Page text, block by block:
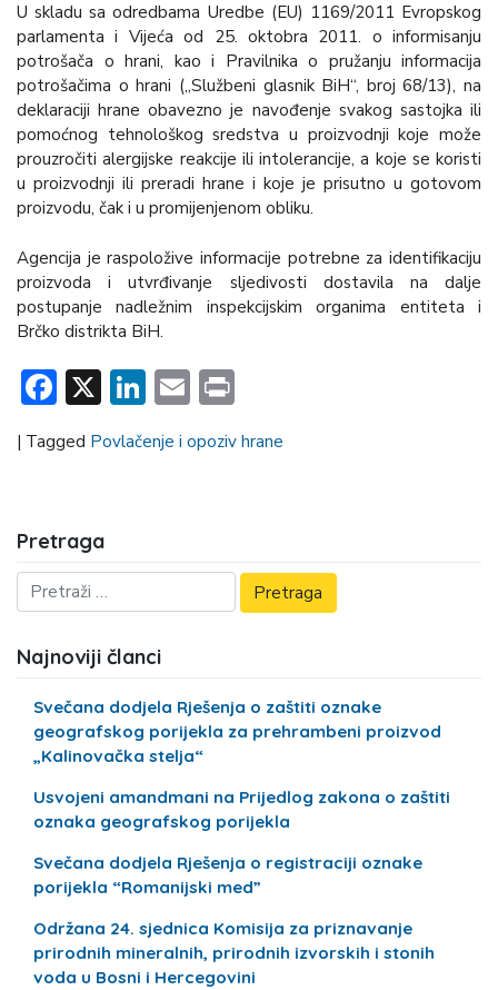
U skladu sa odredbama Uredbe (EU) 1169/2011 Evropskog
parlamenta i Vijeća od 25. oktobra 2011. o informisanju
potrošača o hrani, kao i Pravilnika o pružanju informacija
potrošačima o hrani („Službeni glasnik BiH“, broj 68/13), na
deklaraciji hrane obavezno je navođenje svakog sastojka ili
pomoćnog tehnološkog sredstva u proizvodnji koje može
prouzročiti alergijske reakcije ili intolerancije, a koje se koristi
u proizvodnji ili preradi hrane i koje je prisutno u gotovom
proizvodu, čak i u promijenjenom obliku.
Agencija je raspoložive informacije potrebne za identifikaciju
proizvoda i utvrđivanje sljedivosti dostavila na dalje
postupanje nadležnim inspekcijskim organima entiteta i
Brčko distrikta BiH.
Facebook
X LinkedIn
Email
| Tagged Povlačenje i opoziv hrane
Pretraga
Najnoviji članci
Svečana dodjela Rješenja o zaštiti oznake
geografskog porijekla za prehrambeni proizvod
„Kalinovačka stelja“
Usvojeni amandmani na Prijedlog zakona o zaštiti
oznaka geografskog porijekla
Svečana dodjela Rješenja o registraciji oznake
porijekla “Romanijski med”
Održana 24. sjednica Komisija za priznavanje
prirodnih mineralnih, prirodnih izvorskih i stonih
voda u Bosni i Hercegovini